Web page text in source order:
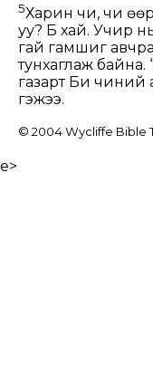
5Харин чи, чи
уу? Бүү хай. Учир
гай гамшиг
тунхаглаж
газарт Би чиний
гэжээ.
© 2004 Wycliffe Bible
e>